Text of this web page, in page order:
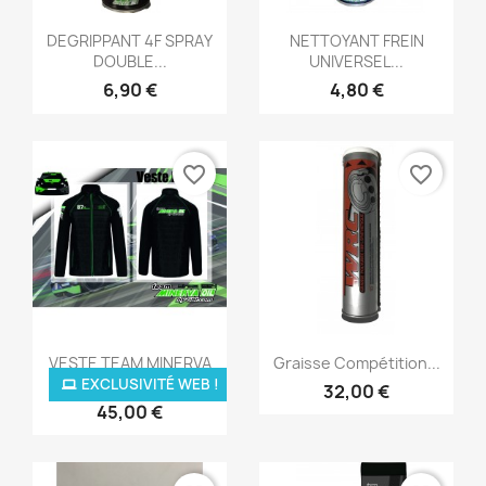
Aperçu rapide
DEGRIPPANT 4F SPRAY
DOUBLE...
6,90 €
Aperçu rapide
NETTOYANT FREIN
UNIVERSEL...
4,80 €
Aperçu rapide
VESTE TEAM MINERVA
OIL NOIRE
45,00 €
EXCLUSIVITÉ WEB !
favorite_border
Aperçu rapide
Graisse Compétition...
32,00 €
favorite_border